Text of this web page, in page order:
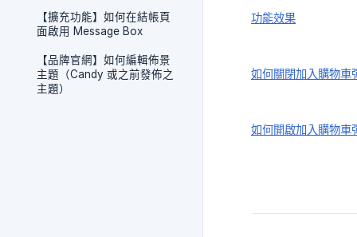
【擴充功能】如何在結帳頁
面啟用 Message Box
【品牌官網】如何編輯佈景
主題（Candy 或之前發佈之
主題）
功能效果
如何關閉加入購物車
如何開啟加入購物車